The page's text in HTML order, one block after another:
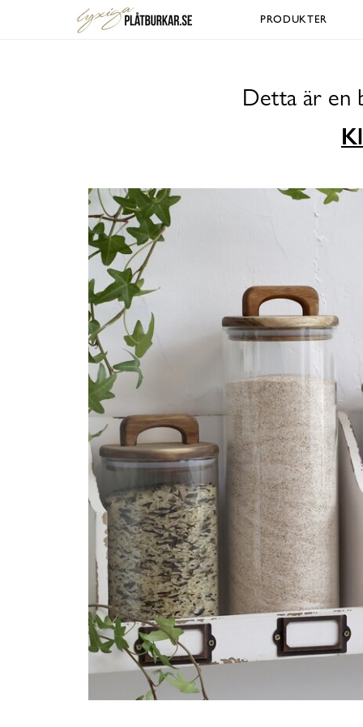
PRODUKTER
Detta är en